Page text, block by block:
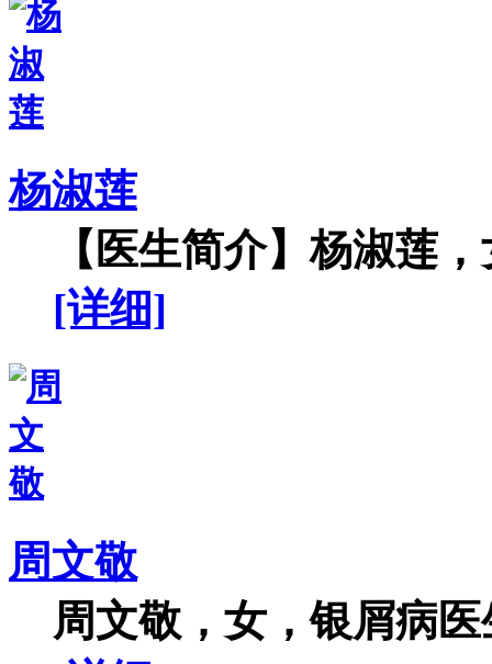
杨淑莲
【医生简介】杨淑莲
[详细]
周文敬
周文敬，女，银屑病